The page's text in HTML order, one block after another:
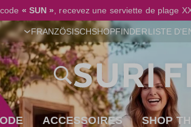
« SUN » , recevez une serviette de plage
FRANZÖSISCHSHOPFINDERLISTE
ACCESSOIRES SHOP